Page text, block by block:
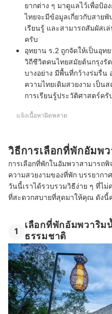
ยากต่าง ๆ มาดูแลไว้เพื่อป้
ไทยจะมีข้อมูลเกี่ยวกับสาย
เรียนรู้ และสามารถสัมผัสเ
ครับ
อุทยาน ร.2 ถูกจัดให้เป็นอุท
วิถีชีวิตคนไทยสมัยต้นกรุงรั
บางอย่าง มีพื้นที่กว้างร่มรื่น
ความไทยเดิมสวยงาม เป็น
การเรียนรู้ประวัติศาสตร์ครั
แจ้งเนื้อหาผิดพลาด
วิธีการเลือกที่พักอัมพว
การเลือกที่พักในอัมพวาสามารถ
ความสวยงามของที่พัก บรรยาก
วันนี้เราได้รวบรวมวิธีง่าย ๆ ที่ไ
ที่สะดวกสบายที่สุดมาให้คุณ ดังนี้
1
เลือกที่พักอัมพวาริม
ธรรมชาติ